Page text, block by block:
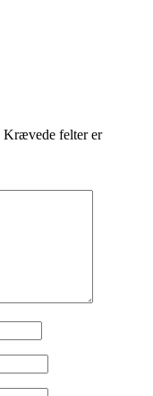
Krævede felter er